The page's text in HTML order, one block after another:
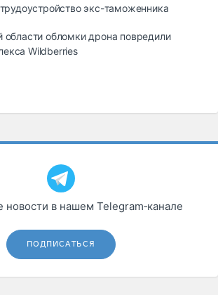
экс-таможенника
области обломки дрона повредили
Wildberries
новости в нашем Telegram‑канале
ПОДПИСАТЬСЯ